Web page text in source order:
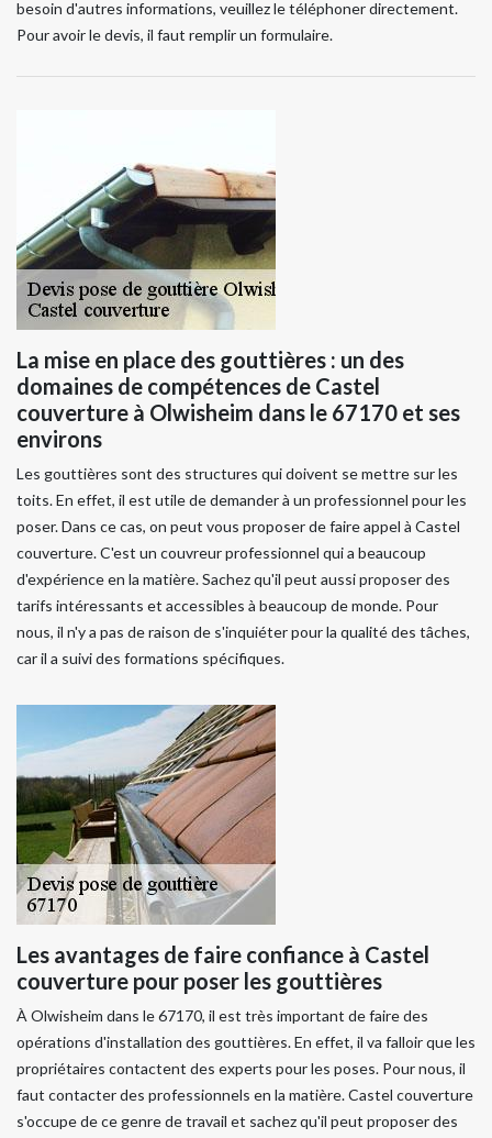
besoin d'autres informations, veuillez le téléphoner directement.
Pour avoir le devis, il faut remplir un formulaire.
La mise en place des gouttières : un des
domaines de compétences de Castel
couverture à Olwisheim dans le 67170 et ses
environs
Les gouttières sont des structures qui doivent se mettre sur les
toits. En effet, il est utile de demander à un professionnel pour les
poser. Dans ce cas, on peut vous proposer de faire appel à Castel
couverture. C'est un couvreur professionnel qui a beaucoup
d'expérience en la matière. Sachez qu'il peut aussi proposer des
tarifs intéressants et accessibles à beaucoup de monde. Pour
nous, il n'y a pas de raison de s'inquiéter pour la qualité des tâches,
car il a suivi des formations spécifiques.
Les avantages de faire confiance à Castel
couverture pour poser les gouttières
À Olwisheim dans le 67170, il est très important de faire des
opérations d'installation des gouttières. En effet, il va falloir que les
propriétaires contactent des experts pour les poses. Pour nous, il
faut contacter des professionnels en la matière. Castel couverture
s'occupe de ce genre de travail et sachez qu'il peut proposer des